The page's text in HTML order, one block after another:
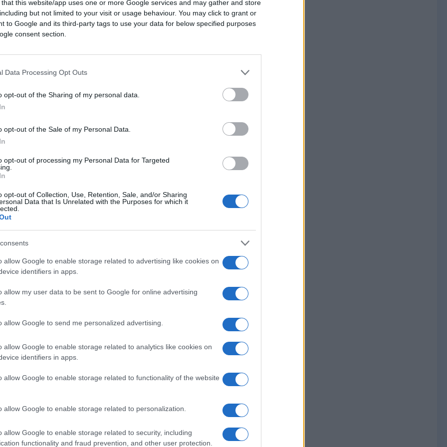
that this website/app uses one or more Google services and may gather and store
but not limited to your visit or usage behaviour. You may click to grant or
to Google and its third-party tags to use your data for below specified purposes
consent section.
Data Processing Opt Outs
opt-out of the Sharing of my personal data.
opt-out of the Sale of my Personal Data.
opt-out of processing my Personal Data for Targeted
opt-out of Collection, Use, Retention, Sale, and/or Sharing
Data that Is Unrelated with the Purposes for which it
allow Google to enable storage related to advertising like cookies on
identifiers in apps.
allow my user data to be sent to Google for online advertising
allow Google to send me personalized advertising.
allow Google to enable storage related to analytics like cookies on
identifiers in apps.
allow Google to enable storage related to functionality of the website
allow Google to enable storage related to personalization.
allow Google to enable storage related to security, including
functionality and fraud prevention, and other user protection.
Post, ha smentito. Staremo a vedere.
certamente il governo
che il governo italiano, come gli altri
di non prendere ordini da
che ogni atto ostile rappresenta una
1701, ma allo stesso tempo
proseguono, anche in questi giorni, i
sud del Libano verso il territorio
con la stessa durezza (e al governo
per ciò che accade nel suo territorio).
sottomesse”
dotato di un minimo di onestà
Unifil è
peacekeeperOnu, intervistato da Jotam
testate, dal
Hezbollahcontrollava quali aree i soldati
Unite con alle spalle una carriera lunga
ha fatto parte della missione